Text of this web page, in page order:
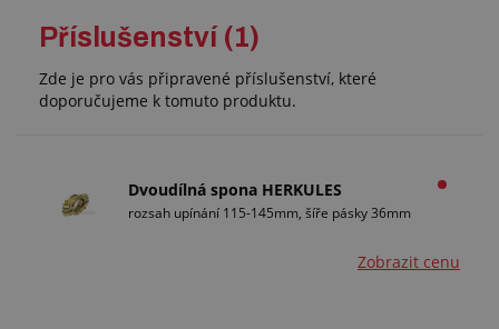
Příslušenství (1)
Zde je pro vás připravené příslušenství, které
doporučujeme k tomuto produktu.
Dvoudílná spona HERKULES
rozsah upínání 115-145mm, šíře pásky 36mm
Zobrazit cenu